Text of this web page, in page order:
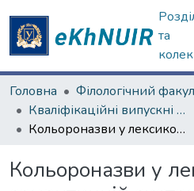
та
Головна
Філологічний
Кваліфікаційні випускні роботи магістрів. Філологічний факультет
Кольороназви у лексико-семантичній системі латинської мови
Кольороназви у